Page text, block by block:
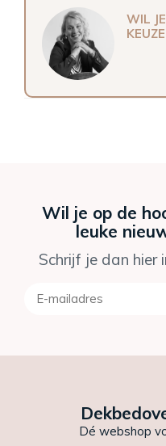
WIL
Wil je op de
leuke
Schrijf je dan hier
Dé webshop